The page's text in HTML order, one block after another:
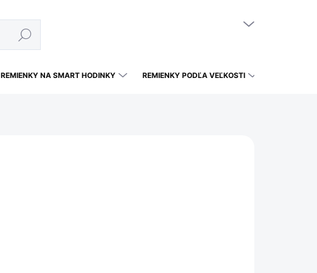
Hľadať
NÁKUPNÝ KOŠÍK
REMIENKY NA SMART HODINKY REMIENKY PODĽA VEĽKOSTI